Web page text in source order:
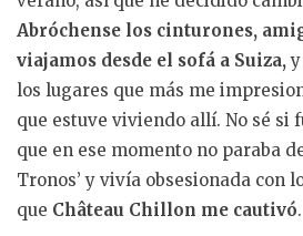
Abróchense los cinturones,
viajamos desde el sofá a Suiza, y
los lugares que más me
que estuve viviendo allí. No sé si
que en ese momento no paraba
Tronos’ y vivía obsesionada con
que Château Chillon me cautivó.